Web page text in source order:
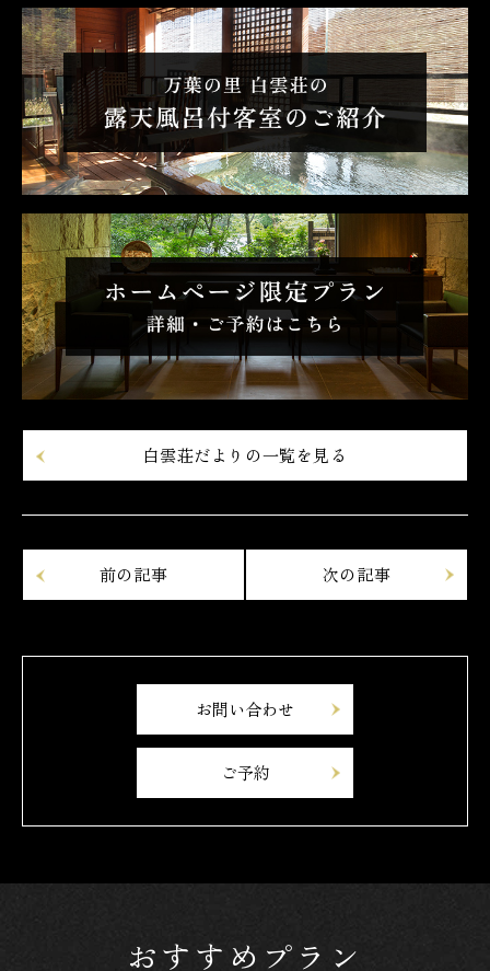
白雲荘だよりの一覧を見る
お問い合わせ
ご予約
おすすめプラン